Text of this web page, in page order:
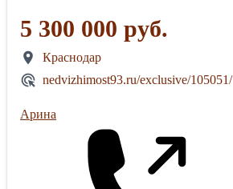
5 300 000 руб.
Краснодар
nedvizhimost93.ru/exclusive/105051/
Арина